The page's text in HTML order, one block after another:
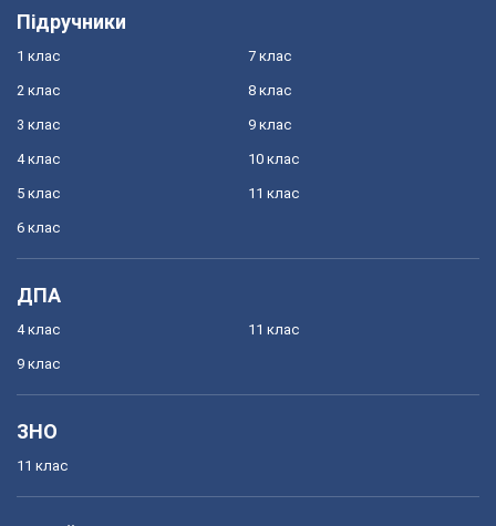
Підручники
1 клас
2 клас
3 клас
4 клас
5 клас
6 клас
7 клас
8 клас
9 клас
10 клас
11 клас
ДПА
4 клас
9 клас
11 клас
ЗНО
11 клас